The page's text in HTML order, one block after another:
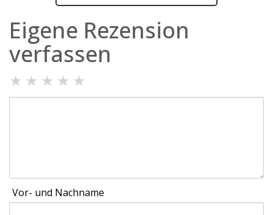
Eigene Rezension
verfassen
★ ★ ★ ★ ★
Vor- und Nachname